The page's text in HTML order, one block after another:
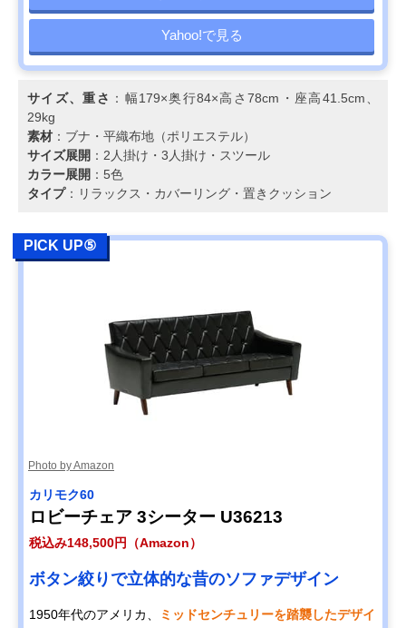
Yahoo!で見る
サイズ、重さ ：幅179×奥行84×高さ78cm・座高41.5cm、
29kg
素材 ：ブナ・平織布地（ポリエステル）
サイズ展開 ：2人掛け・3人掛け・スツール
カラー展開 ：5色
タイプ：リラックス・カバーリング・置きクッション
PICK UP⑤
Photo by Amazon
カリモク60
ロビーチェア 3シーター U36213
税込み148,500円（Amazon）
ボタン絞りで立体的な昔のソファデザイン
1950年代のアメリカ、
ミッドセンチュリーを踏襲したデザイ